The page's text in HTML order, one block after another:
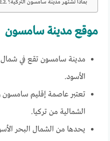
بماذا تشتهر مدينة سامسون التركية؟
موقع مدينة سامسون
مدينة سامسون تقع في شمال
الأسود.
تعتبر عاصمة إقليم سامسون
الشمالية من تركيا.
يحدها من الشمال البحر